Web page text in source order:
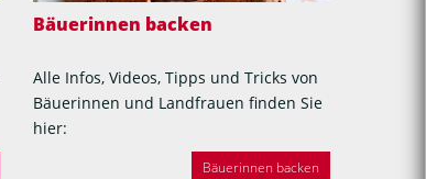
Bäuerinnen backen
Alle Infos, Videos, Tipps und Tricks von
Bäuerinnen und Landfrauen finden Sie
hier:
Bäuerinnen backen